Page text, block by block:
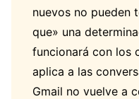
nuevos no pueden
que» una
funcionará con los
aplica a las
Gmail no vuelve a